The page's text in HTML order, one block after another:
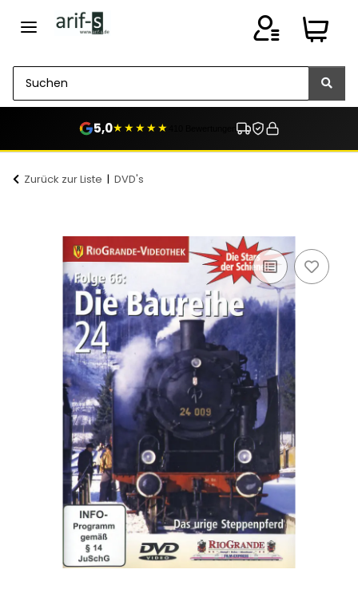
5,0★★★★★
Zurück zur Liste DVD's